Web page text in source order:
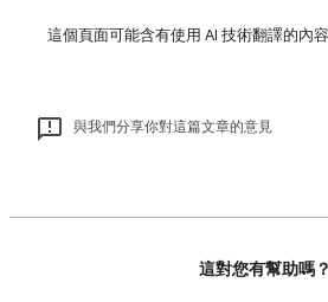
這個頁面可能含有使用 AI 技術翻譯的內
與我們分享你對這篇文章的意見
這對您有幫助嗎？